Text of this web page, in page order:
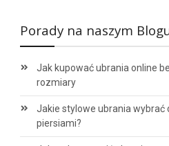
Porady na naszym
Jak kupować ubrania online
rozmiary
Jakie stylowe ubrania wybrać
piersiami?